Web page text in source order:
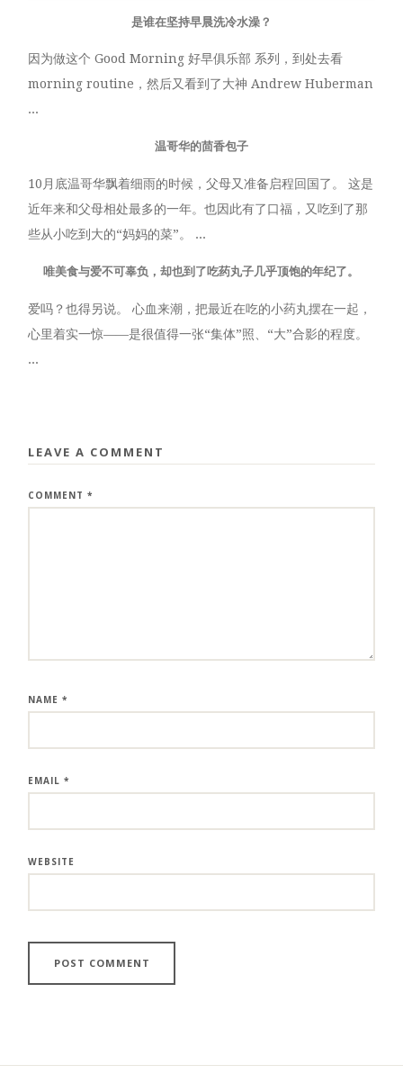
是谁在坚持早晨洗冷水澡？
因为做这个 Good Morning 好早俱乐部 系列，到处去看
morning routine，然后又看到了大神 Andrew Huberman
...
温哥华的茴香包子
10月底温哥华飘着细雨的时候，父母又准备启程回国了。 这是
近年来和父母相处最多的一年。也因此有了口福，又吃到了那
些从小吃到大的“妈妈的菜”。 ...
唯美食与爱不可辜负，却也到了吃药丸子几乎顶饱的年纪了。
爱吗？也得另说。 心血来潮，把最近在吃的小药丸摆在一起，
心里着实一惊——是很值得一张“集体”照、“大”合影的程度。
...
LEAVE A COMMENT
COMMENT*
NAME*
EMAIL*
WEBSITE